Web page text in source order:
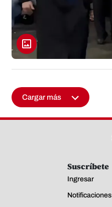
Cargar más
Suscríbete
Ingresar
Notificaciones